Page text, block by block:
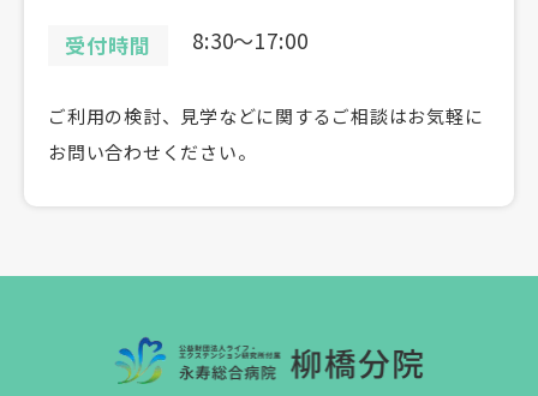
受付時間 8:30〜17:00
ご利用の検討、見学などに関するご相談はお気軽に
お問い合わせください。